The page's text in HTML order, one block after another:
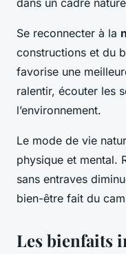
dans un cadre
Se reconnecter à la
constructions et du
favorise une
ralentir, écouter les
l’environnement.
Le mode de vie
physique et mental.
sans entraves
bien-être fait du
Les bienfaits